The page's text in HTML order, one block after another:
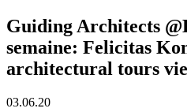
Guiding Architects
semaine: Felicitas
architectural tours
03.06.20